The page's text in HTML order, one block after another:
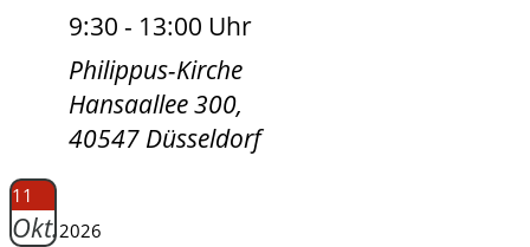
9:30 - 13:00 Uhr
Philippus-Kirche
Hansaallee 300,
40547 Düsseldorf
11
Okt.2026